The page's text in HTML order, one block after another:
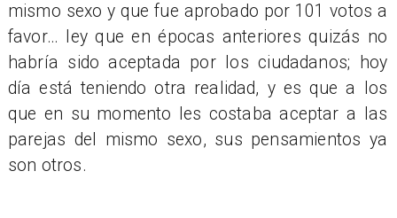
mismo sexo y que fue aprobado por 101 votos a
favor… ley que en épocas anteriores quizás no
habría sido aceptada por los ciudadanos; hoy
día está teniendo otra realidad, y es que a los
que en su momento les costaba aceptar a las
parejas del mismo sexo, sus pensamientos ya
son otros.